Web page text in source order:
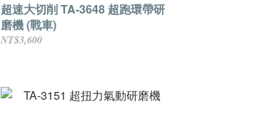
超速大切削 TA-3648 超跑環帶研
磨機 (戰車)
NT$3,600